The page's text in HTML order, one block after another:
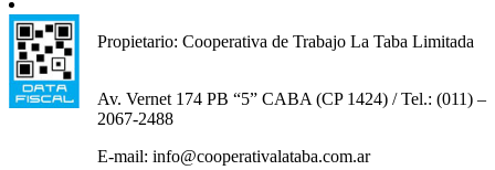
Propietario: Cooperativa de Trabajo La Taba Limitada
Av. Vernet 174 PB “5” CABA (CP 1424) / Tel.: (011) –
2067-2488
E-mail: info@cooperativalataba.com.ar